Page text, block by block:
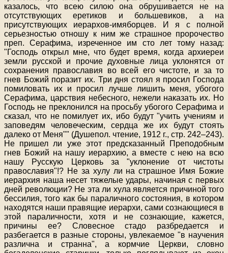
казалось, что всею силою она обрушивается не на
отсутствующих еретиков и большевиков, а на
присутствующих иерархов-имяборцев. И я с полной
серьезностью отношу к ним же страшное пророчество
преп. Серафима, изреченное им сто лет тому назад:
"Господь открыл мне, что будет время, когда архиереи
земли русской и прочие духовные лица уклонятся от
сохранения православия во всей его чистоте, и за то
гнев Божий поразит их. Три дня стоял я просил Господа
помиловать их и просил лучше лишить меня, убогого
Серафима, царствия небесного, нежели наказать их. Но
Господь не преклонился на просьбу убогого Серафима и
сказал, что не помилует их, ибо будут "учить учениям и
заповедям человеческим, сердца же их будут стоять
далеко от Меня"" (Душепол. чтение, 1912 г., стр. 242–243).
Не пришел ли уже этот предсказанный Преподобным
гнев Божий на нашу иерархию, а вместе с нею на всю
нашу Русскую Церковь за "уклонение от чистоты
православия"!? Не за хулу ли на страшное Имя Божие
иерархия наша несет тяжелые удары, начиная с первых
дней революции? Не эта ли хула является причиной того
бессилия, того как бы параличного состояния, в котором
находятся наши правящие иерархи, сами сознающиеся в
этой параличности, хотя и не сознающие, кажется,
причины ее? Словесное стадо разбредается и
разбегается в разные стороны, увлекаемое "в научения
различна и странна", а кормчие Церкви, словно